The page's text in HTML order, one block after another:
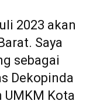
2023 akan
Saya
sebagai
Dekopinda
UMKM Kota